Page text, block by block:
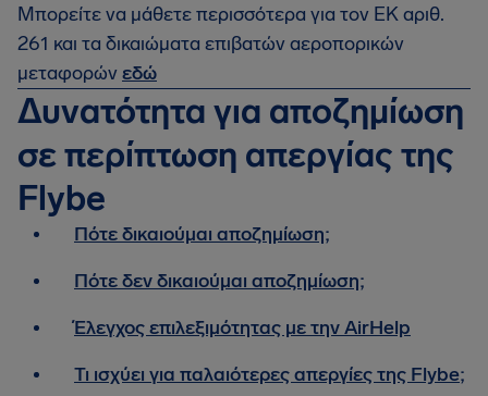
Μπορείτε να μάθετε περισσότερα για τον ΕΚ αριθ.
261 και τα δικαιώματα επιβατών αεροπορικών
μεταφορώνεδώ
Δυνατότητα για αποζημίωση
σε περίπτωση απεργίας της
Flybe
Πότε δικαιούμαι αποζημίωση;
Πότε δεν δικαιούμαι αποζημίωση;
Έλεγχος επιλεξιμότητας με την AirHelp
Τι ισχύει για παλαιότερες απεργίες της Flybe;